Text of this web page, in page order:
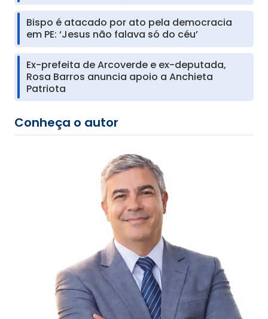
Bispo é atacado por ato pela democracia
em PE: ‘Jesus não falava só do céu’
Ex-prefeita de Arcoverde e ex-deputada,
Rosa Barros anuncia apoio a Anchieta
Patriota
Conheça o autor